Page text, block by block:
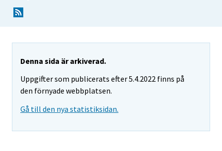
Denna sida är arkiverad.
Uppgifter som publicerats efter 5.4.2022 finns på
den förnyade webbplatsen.
Gå till den nya statistiksidan.